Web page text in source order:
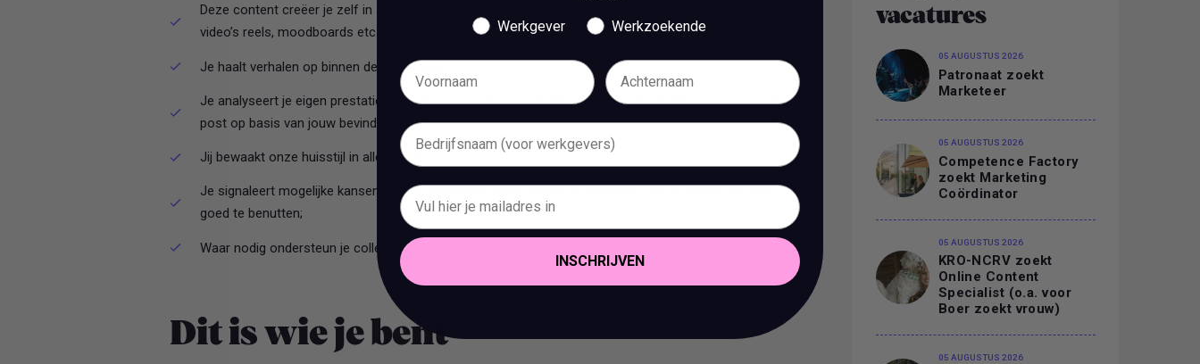
Deze content creëer je zelf in samenwerking met het marketing-communicatie team. Denk aan
video’s reels, moodboards etc.
Je haalt verhalen op binnen de organisatie;
Je analyseert je eigen prestaties op basis van interactie, bereik, CTR en optimaliseert jouw volgende
post op basis van jouw bevindingen;
Jij bewaakt onze huisstijl in alle uitingen;
Je signaleert mogelijke kansen op het gebied van social media en schakelt jouw collega’s om deze
goed te benutten;
Waar nodig ondersteun je collega’s met het onderhouden van content op de website.
Dit is wie je bent
vacatures
05 AUGUSTUS 2026
Patronaat zoekt
Marketeer
05 AUGUSTUS 2026
Competence Factory
zoekt Marketing
Coördinator
05 AUGUSTUS 2026
KRO-NCRV zoekt
Online Content
Specialist (o.a. voor
Boer zoekt vrouw)
05 AUGUSTUS 2026
Werkgever Werkzoekende
INSCHRIJVEN